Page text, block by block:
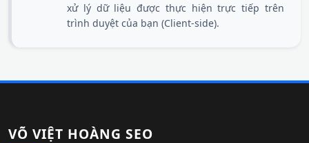
xử lý dữ liệu được thực hiện trực tiếp trên
trình duyệt của bạn (Client-side).
VÕ VIỆT HOÀNG SEO